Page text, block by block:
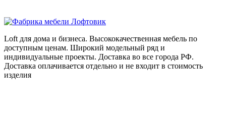
Loft для дома и бизнеса. Высококачественная мебель по
доступным ценам. Широкий модельный ряд и
индивидуальные проекты. Доставка во все города РФ.
Доставка оплачивается отдельно и не входит в стоимость
изделия